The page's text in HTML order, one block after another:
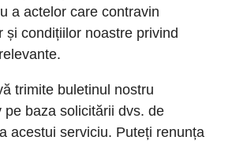
a actelor care contravin
și condițiilor noastre privind
trimite buletinul nostru
pe baza solicitării dvs. de
acestui serviciu. Puteți renunța